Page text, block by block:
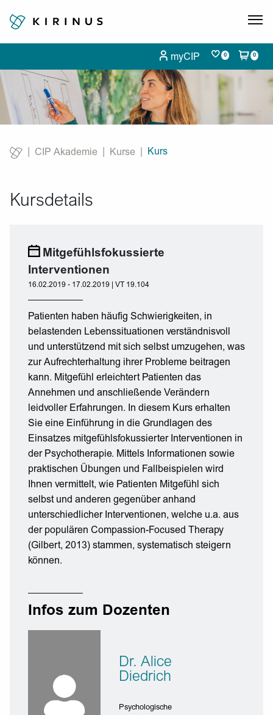
myCIP 0 0
CIP Akademie Kurse
Current:
Kurs
Kursdetails
Mitgefühlsfokussierte
Interventionen
16.02.2019 - 17.02.2019 | VT 19.104
Patienten haben häufig Schwierigkeiten, in
belastenden Lebenssituationen verständnisvoll
und unterstützend mit sich selbst umzugehen, was
zur Aufrechterhaltung ihrer Probleme beitragen
kann. Mitgefühl erleichtert Patienten das
Annehmen und anschließende Verändern
leidvoller Erfahrungen. In diesem Kurs erhalten
Sie eine Einführung in die Grundlagen des
Einsatzes mitgefühlsfokussierter Interventionen in
der Psychotherapie. Mittels Informationen sowie
praktischen Übungen und Fallbeispielen wird
Ihnen vermittelt, wie Patienten Mitgefühl sich
selbst und anderen gegenüber anhand
unterschiedlicher Interventionen, welche u.a. aus
der populären Compassion-Focused Therapy
(Gilbert, 2013) stammen, systematisch steigern
können.
Infos zum Dozenten
Dr. Alice
Diedrich
Psychologische